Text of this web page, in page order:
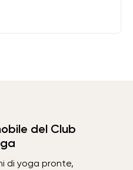
del Club
di yoga pronte,